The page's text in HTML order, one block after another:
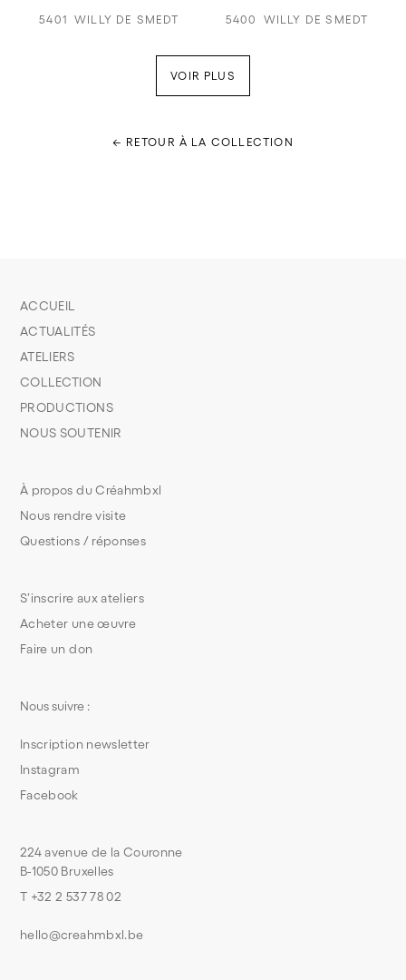
5401 WILLY DE SMEDT 5400 WILLY DE SMEDT
VOIR PLUS
← RETOUR À LA COLLECTION
S’inscrire aux ateliers
Acheter une œuvre
Faire un don
À propos du Créahmbxl
Nous rendre visite
Questions / réponses
ACCUEIL
ACTUALITÉS
ATELIERS
COLLECTION
PRODUCTIONS
NOUS SOUTENIR
224 avenue de la Couronne
B-1050 Bruxelles
T +32 2 537 78 02
hello@creahmbxl.be
Nous suivre :
Inscription newsletter
Instagram
Facebook